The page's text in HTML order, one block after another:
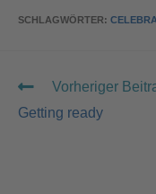
SCHLAGWÖRTER:
Vorheriger
Getting ready